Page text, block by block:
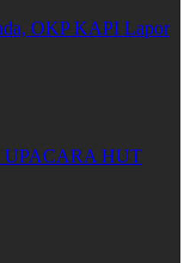
OKP KAPI Lapor
UPACARA HUT